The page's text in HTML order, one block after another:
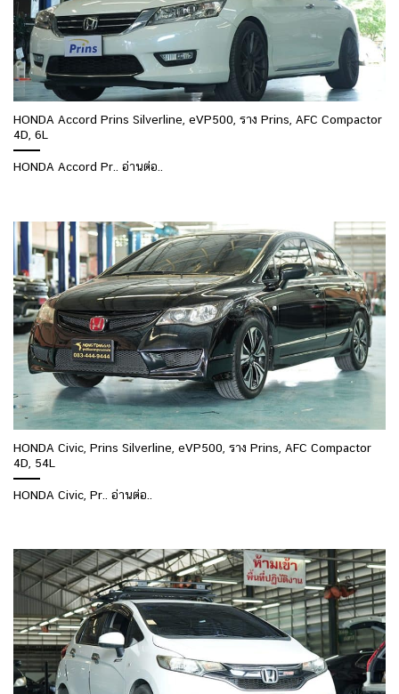
HONDA Accord Prins Silverline, eVP500, ราง Prins, AFC Compactor
4D, 6L
HONDA Accord Pr.. อ่านต่อ..
HONDA Civic, Prins Silverline, eVP500, ราง Prins, AFC Compactor
4D, 54L
HONDA Civic, Pr.. อ่านต่อ..